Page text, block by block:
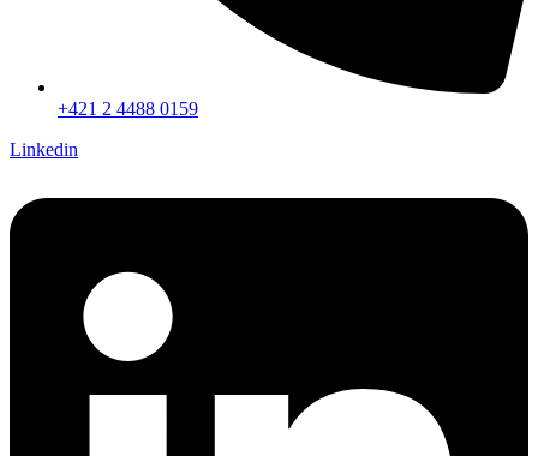
+421 2 4488 0159
Linkedin